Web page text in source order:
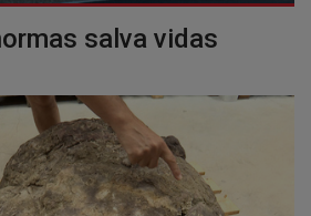
salva vidas